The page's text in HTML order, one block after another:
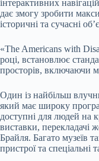
інтерактивних
дає змогу зробити
історичні та сучасні
«The Americans with
році, встановлює
просторів, включаючи
Один із найбільш
який має широку
доступні для людей на
виставки,
Брайля. Багато музеїв
пристрої та